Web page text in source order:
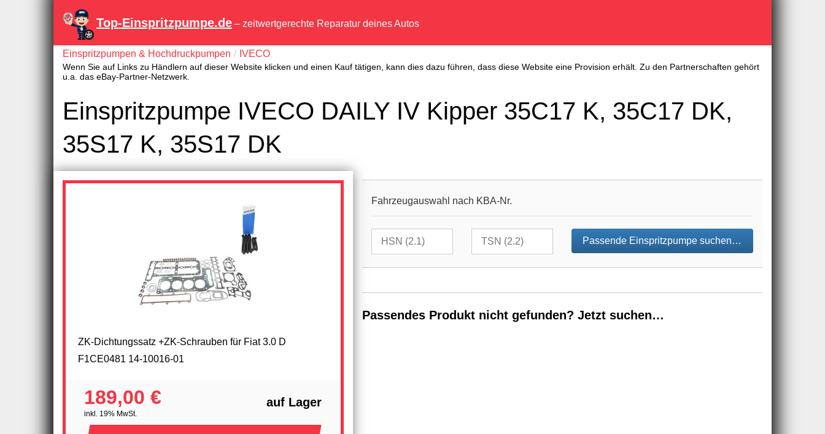
Top-Einspritzpumpe.de – zeitwertgerechte Reparatur deines Autos
Einspritzpumpen & Hochdruckpumpen IVECO
Wenn Sie auf Links zu Händlern auf dieser Website klicken und einen Kauf tätigen, kann dies dazu führen, dass diese Website eine Provision erhält. Zu den Partnerschaften gehört
u.a. das eBay-Partner-Netzwerk.
Einspritzpumpe IVECO DAILY IV Kipper 35C17 K, 35C17 DK,
35S17 K, 35S17 DK
ZK-Dichtungssatz +ZK-Schrauben für Fiat 3.0 D
F1CE0481 14-10016-01
189,00 €
inkl. 19% MwSt.
auf Lager
Fahrzeugauswahl nach KBA-Nr.
Passende Einspritzpumpe suchen…
Passendes Produkt nicht gefunden? Jetzt suchen…